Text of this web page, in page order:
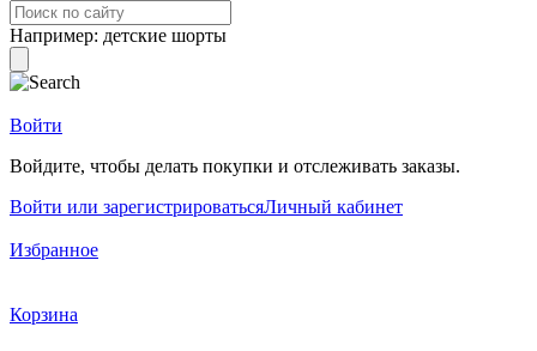
Например: детские шорты
Войти
Войдите, чтобы делать покупки и отслеживать заказы.
Войти или зарегистрироватьсяЛичный кабинет
Избранное
Корзина